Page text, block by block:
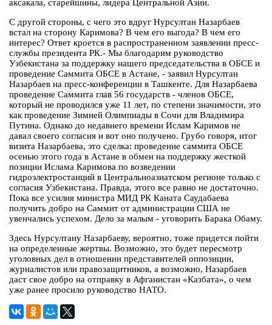
аксакала, старейшины, лидера Центральной Азии.
С другой стороны, с чего это вдруг Нурсултан Назарбаев
встал на сторону Каримова? В чем его выгода? В чем его
интерес? Ответ кроется в распространенном заявлении пресс-
службы президента РК.- Мы благодарим руководство
Узбекистана за поддержку нашего председательства в ОБСЕ и
проведение Саммита ОБСЕ в Астане, - заявил Нурсултан
Назарбаев на пресс-конференции в Ташкенте. Для Назарбаева
проведение Саммита глав 56 государств - членов ОБСЕ,
который не проводился уже 11 лет, по степени значимости, это
как проведение Зимней Олимпиады в Сочи для Владимира
Путина. Однако до недавнего времени Ислам Каримов не
давал своего согласия и вот оно получено. Грубо говоря, итог
визита Назарбаева, это сделка: проведение саммита ОБСЕ
осенью этого года в Астане в обмен на поддержку жесткой
позиции Ислама Каримова по возведении
гидроэлектростанций в Центральноазиатском регионе только с
согласия Узбекистана. Правда, этого все равно не достаточно.
Пока все усилия министра МИД РК Каната Саудабаева
получить добро на Саммит от администрации США не
увенчались успехом. Дело за малым - уговорить Барака Обаму.
Здесь Нурсултану Назарбаеву, вероятно, тоже придется пойти
на определенные жертвы. Возможно, это будет пересмотр
уголовных дел в отношении представителей оппозиции,
журналистов или правозащитников, а возможно, Назарбаев
даст свое добро на отправку в Афганистан «Казбата», о чем
уже ранее просило руководство НАТО.